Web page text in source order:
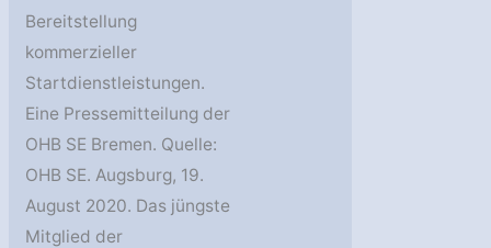
Bereitstellung
kommerzieller
Startdienstleistungen.
Eine Pressemitteilung der
OHB SE Bremen. Quelle:
OHB SE. Augsburg, 19.
August 2020. Das jüngste
Mitglied der